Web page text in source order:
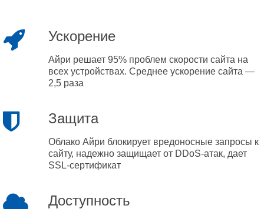
Ускорение
Айри решает 95% проблем скорости сайта на
всех устройствах. Среднее ускорение сайта —
2,5 раза
Защита
Облако Айри блокирует вредоносные запросы к
сайту, надежно защищает от DDoS-атак, дает
SSL-сертификат
Доступность